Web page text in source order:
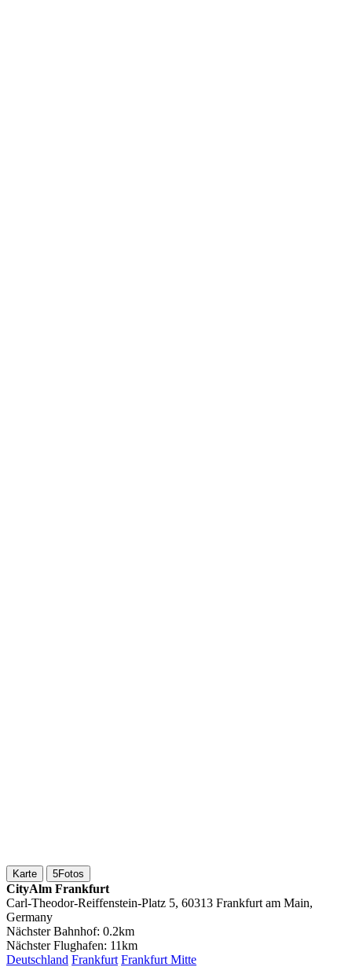
Karte 5Fotos
CityAlm Frankfurt
Carl-Theodor-Reiffenstein-Platz 5, 60313 Frankfurt am Main,
Germany
Nächster Bahnhof: 0.2km
Nächster Flughafen: 11km
Deutschland Frankfurt Frankfurt Mitte